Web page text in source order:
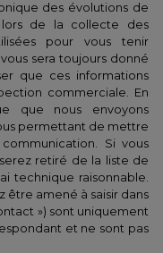
des évolutions de
lors de la collecte des
pour vous tenir
sera toujours donné
que ces informations
commerciale. En
que nous envoyons
permettant de mettre
Si vous
retiré de la liste de
technique raisonnable.
être amené à saisir dans
») sont uniquement
et ne sont pas